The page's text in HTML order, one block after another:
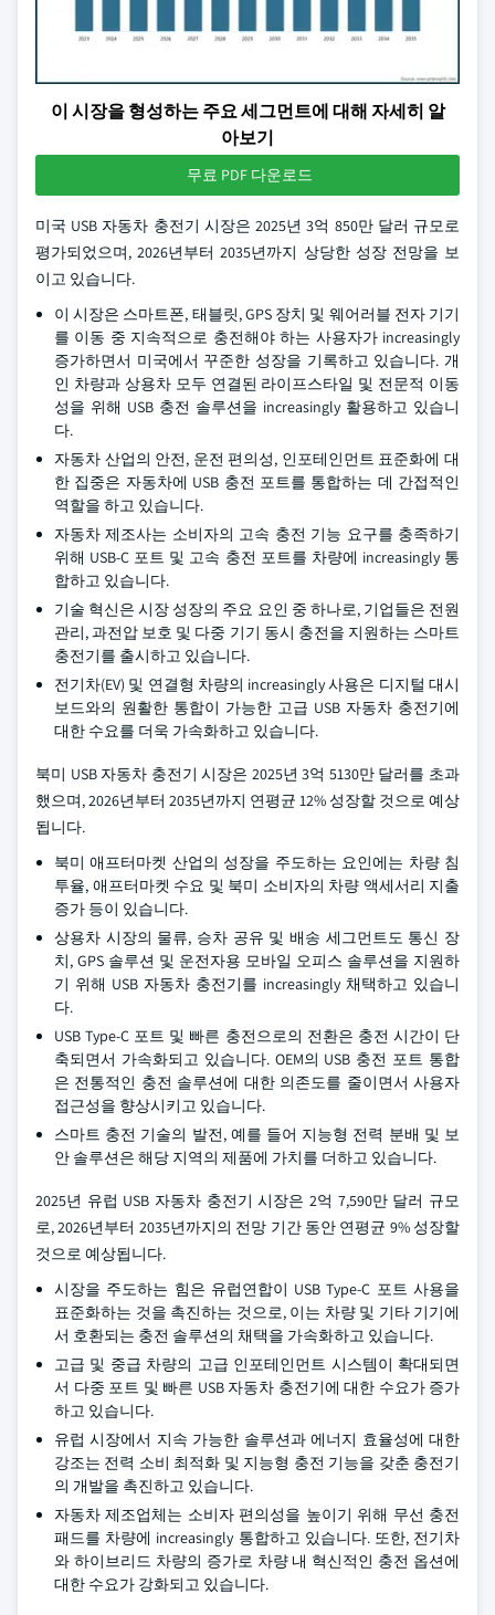
이 시장을 형성하는 주요 세그먼트에 대해 자세히 알
아보기
무료 PDF 다운로드
미국 USB 자동차 충전기 시장은 2025년 3억 850만 달러 규모로
평가되었으며, 2026년부터 2035년까지 상당한 성장 전망을 보
이고 있습니다.
이 시장은 스마트폰, 태블릿, GPS 장치 및 웨어러블 전자 기기
를 이동 중 지속적으로 충전해야 하는 사용자가 increasingly
증가하면서 미국에서 꾸준한 성장을 기록하고 있습니다. 개
인 차량과 상용차 모두 연결된 라이프스타일 및 전문적 이동
성을 위해 USB 충전 솔루션을 increasingly 활용하고 있습니
다.
자동차 산업의 안전, 운전 편의성, 인포테인먼트 표준화에 대
한 집중은 자동차에 USB 충전 포트를 통합하는 데 간접적인
역할을 하고 있습니다.
자동차 제조사는 소비자의 고속 충전 기능 요구를 충족하기
위해 USB-C 포트 및 고속 충전 포트를 차량에 increasingly 통
합하고 있습니다.
기술 혁신은 시장 성장의 주요 요인 중 하나로, 기업들은 전원
관리, 과전압 보호 및 다중 기기 동시 충전을 지원하는 스마트
충전기를 출시하고 있습니다.
전기차(EV) 및 연결형 차량의 increasingly 사용은 디지털 대시
보드와의 원활한 통합이 가능한 고급 USB 자동차 충전기에
대한 수요를 더욱 가속화하고 있습니다.
북미 USB 자동차 충전기 시장은 2025년 3억 5130만 달러를 초과
했으며, 2026년부터 2035년까지 연평균 12% 성장할 것으로 예상
됩니다.
북미 애프터마켓 산업의 성장을 주도하는 요인에는 차량 침
투율, 애프터마켓 수요 및 북미 소비자의 차량 액세서리 지출
증가 등이 있습니다.
상용차 시장의 물류, 승차 공유 및 배송 세그먼트도 통신 장
치, GPS 솔루션 및 운전자용 모바일 오피스 솔루션을 지원하
기 위해 USB 자동차 충전기를 increasingly 채택하고 있습니
다.
USB Type-C 포트 및 빠른 충전으로의 전환은 충전 시간이 단
축되면서 가속화되고 있습니다. OEM의 USB 충전 포트 통합
은 전통적인 충전 솔루션에 대한 의존도를 줄이면서 사용자
접근성을 향상시키고 있습니다.
스마트 충전 기술의 발전, 예를 들어 지능형 전력 분배 및 보
안 솔루션은 해당 지역의 제품에 가치를 더하고 있습니다.
2025년 유럽 USB 자동차 충전기 시장은 2억 7,590만 달러 규모
로, 2026년부터 2035년까지의 전망 기간 동안 연평균 9% 성장할
것으로 예상됩니다.
시장을 주도하는 힘은 유럽연합이 USB Type-C 포트 사용을
표준화하는 것을 촉진하는 것으로, 이는 차량 및 기타 기기에
서 호환되는 충전 솔루션의 채택을 가속화하고 있습니다.
고급 및 중급 차량의 고급 인포테인먼트 시스템이 확대되면
서 다중 포트 및 빠른 USB 자동차 충전기에 대한 수요가 증가
하고 있습니다.
유럽 시장에서 지속 가능한 솔루션과 에너지 효율성에 대한
강조는 전력 소비 최적화 및 지능형 충전 기능을 갖춘 충전기
의 개발을 촉진하고 있습니다.
자동차 제조업체는 소비자 편의성을 높이기 위해 무선 충전
패드를 차량에 increasingly 통합하고 있습니다. 또한, 전기차
와 하이브리드 차량의 증가로 차량 내 혁신적인 충전 옵션에
대한 수요가 강화되고 있습니다.